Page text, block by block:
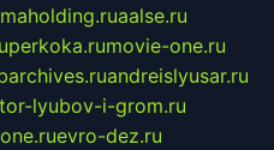
aalse.ru
perkoka.rumovie-one.ru
andreislyusar.ru
tor-lyubov-i-grom.ru
evro-dez.ru